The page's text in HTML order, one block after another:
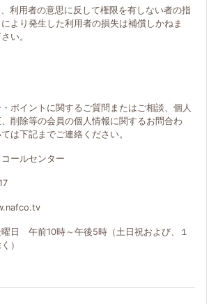
利用者の意思に反して権限を有しない者の指
より発生した利用者の損失は補償しかねま
い。
ポイントに関するご質問またはご相談、個人
削除等の会員の個人情報に関するお問合わ
は下記までご連絡ください。
ールセンター
日 午前10時～午後5時（土日祝および、１
）